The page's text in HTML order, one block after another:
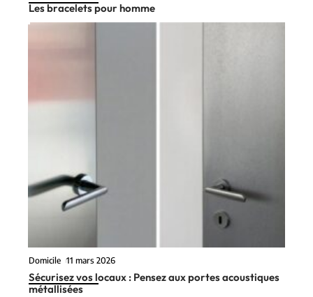
Les bracelets pour homme
Domicile 11 mars 2026
Sécurisez vos locaux : Pensez aux portes acoustiques
métallisées